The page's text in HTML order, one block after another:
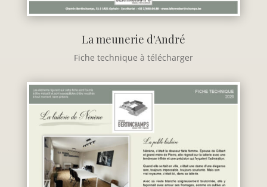
La meunerie d'André
Fiche technique à télécharger